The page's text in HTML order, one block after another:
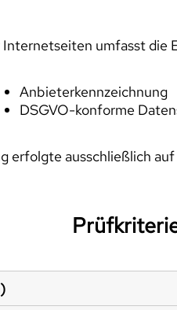
umfasst die
Anbieterkennzeichnung
DSGVO-konforme
erfolgte ausschließlich